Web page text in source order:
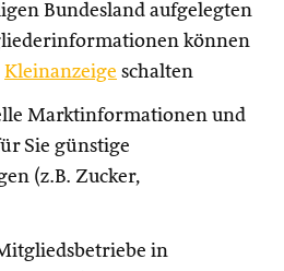
Bundesland aufgelegten
können
Kleinanzeige schalten
Marktinformationen und
Sie günstige
(z.B. Zucker,
in